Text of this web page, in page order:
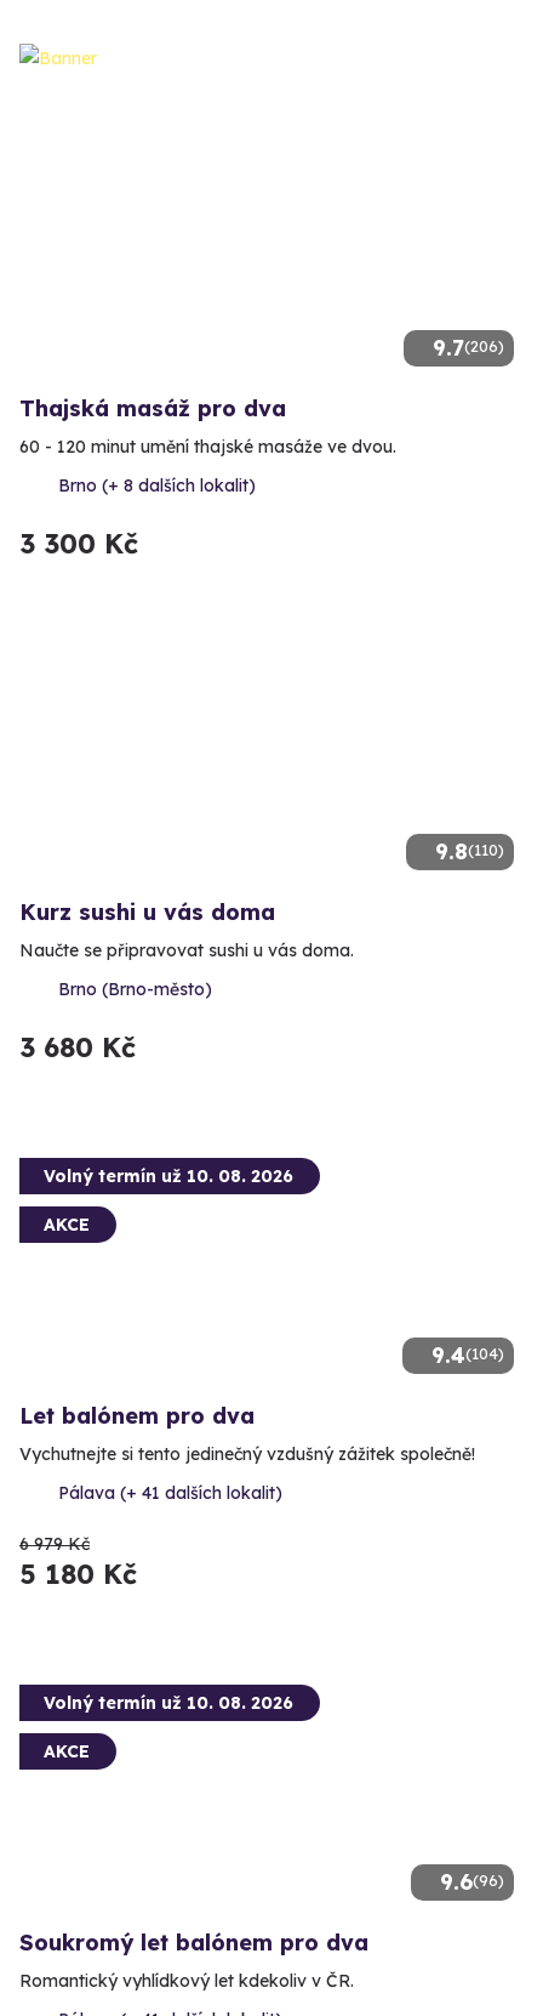
9.7(206)
Thajská masáž pro dva
60 - 120 minut umění thajské masáže ve dvou.
Brno (+ 8 dalších lokalit)
3 300 Kč
9.8(110)
Kurz sushi u vás doma
Naučte se připravovat sushi u vás doma.
Brno (Brno-město)
3 680 Kč
9.4(104)
Volný termín už 10. 08. 2026
AKCE
Let balónem pro dva
Vychutnejte si tento jedinečný vzdušný zážitek společně!
Pálava (+ 41 dalších lokalit)
6 979 Kč
5 180 Kč
9.6(96)
Volný termín už 10. 08. 2026
AKCE
Soukromý let balónem pro dva
Romantický vyhlídkový let kdekoliv v ČR.